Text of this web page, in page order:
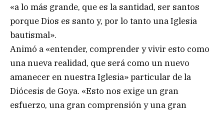
«a lo más grande, que es la santidad, ser santos
porque Dios es santo y, por lo tanto una Iglesia
bautismal».
Animó a «entender, comprender y vivir esto como
una nueva realidad, que será como un nuevo
amanecer en nuestra Iglesia» particular de la
Diócesis de Goya. «Esto nos exige un gran
esfuerzo, una gran comprensión y una gran